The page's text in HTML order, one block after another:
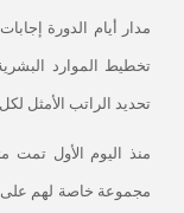
مدار أيام الدورة
تخطيط الموارد
تحديد الراتب الأمثل
منذ اليوم الأول تمت
مجموعة خاصة لهم